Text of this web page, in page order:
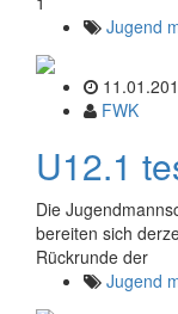
Jugend
FWK
U12.1
Die
bereiten sich
Rückrunde der
Jugend